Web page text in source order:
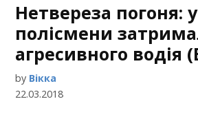
Нетвереза погоня:
полісмени
агресивного водія
by Вікка
22.03.2018